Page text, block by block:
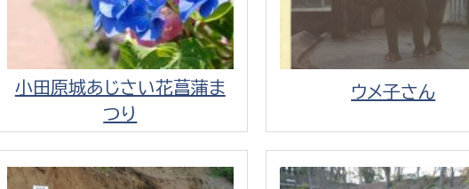
出納室
患者サポートセンター
病院管理局：経営管理課
病院管理局：施設用度課
小田原城あじさい花菖蒲ま
つり
ウメ子さん